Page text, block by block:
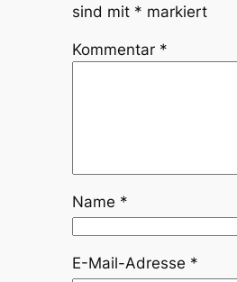
sind mit * markiert
Kommentar *
Name *
E-Mail-Adresse *